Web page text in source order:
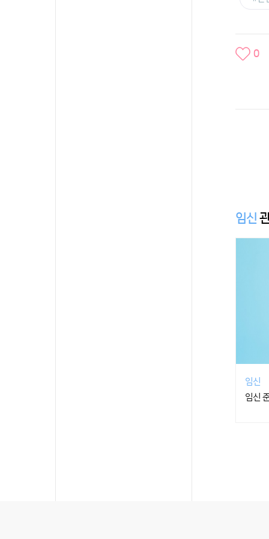
0
임신
임신
임신